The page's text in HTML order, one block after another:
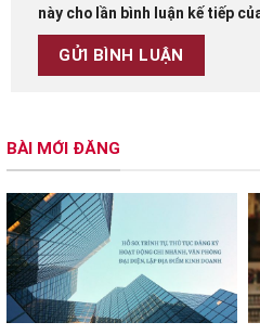
này cho lần bình luận kế tiếp
BÀI MỚI ĐĂNG